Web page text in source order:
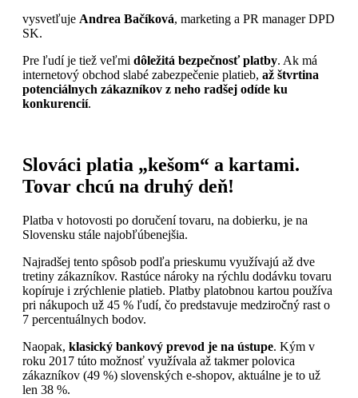
vysvetľuje Andrea Bačíková, marketing a PR manager DPD
SK.
Pre ľudí je tiež veľmi dôležitá bezpečnosť platby. Ak má
internetový obchod slabé zabezpečenie platieb, až štvrtina
potenciálnych zákazníkov z neho radšej odíde ku
konkurencií.
Slováci platia „kešom“ a kartami.
Tovar chcú na druhý deň!
Platba v hotovosti po doručení tovaru, na dobierku, je na
Slovensku stále najobľúbenejšia.
Najradšej tento spôsob podľa prieskumu využívajú až dve
tretiny zákazníkov. Rastúce nároky na rýchlu dodávku tovaru
kopíruje i zrýchlenie platieb. Platby platobnou kartou používa
pri nákupoch už 45 % ľudí, čo predstavuje medziročný rast o
7 percentuálnych bodov.
Naopak, klasický bankový prevod je na ústupe. Kým v
roku 2017 túto možnosť využívala až takmer polovica
zákazníkov (49 %) slovenských e-shopov, aktuálne je to už
len 38 %.